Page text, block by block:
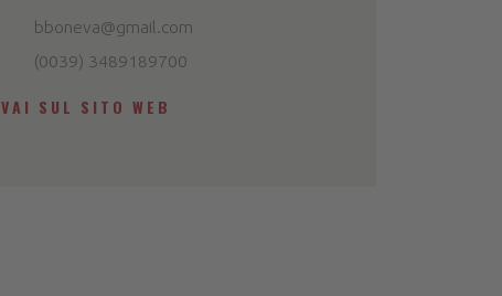
bboneva@gmail.com
(0039) 3489189700
VAI SUL SITO WEB